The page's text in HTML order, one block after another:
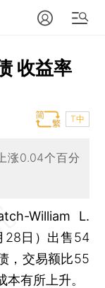
收益率
T中
涨0.04个百分
William L.
28日）出售54
，交易额比55
有所上升。